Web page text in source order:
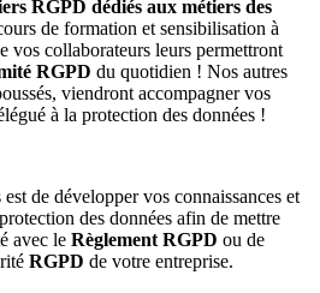
RGPD dédiés aux métiers des
de formation et sensibilisation à
vos collaborateurs leurs permettront
RGPD du quotidien ! Nos autres
viendront accompagner vos
à la protection des données !
de développer vos connaissances et
des données afin de mettre
avec le Règlement RGPD ou de
RGPD de votre entreprise.